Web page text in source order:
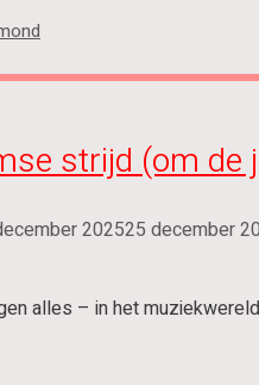
strijd (om de
202525 december
alles – in het